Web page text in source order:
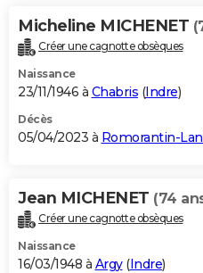
Micheline MICHENET
Créer une cagnotte obsèques
Naissance
23/11/1946 à Chabris (Indre)
Décès
05/04/2023 à Romorantin-
Jean MICHENET (74
Créer une cagnotte obsèques
Naissance
16/03/1948 à Argy(Indre)